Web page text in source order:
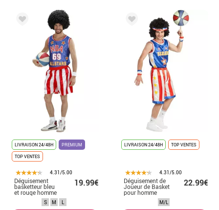
LIVRAISON 24/48H
PREMIUM
TOP VENTES
4.31/5.00
Déguisement
basketteur bleu
et rouge homme
19.99€
S M L
LIVRAISON 24/48H TOP VENTES
4.31/5.00
Déguisement de
Joueur de Basket
pour homme
22.99€
M/L